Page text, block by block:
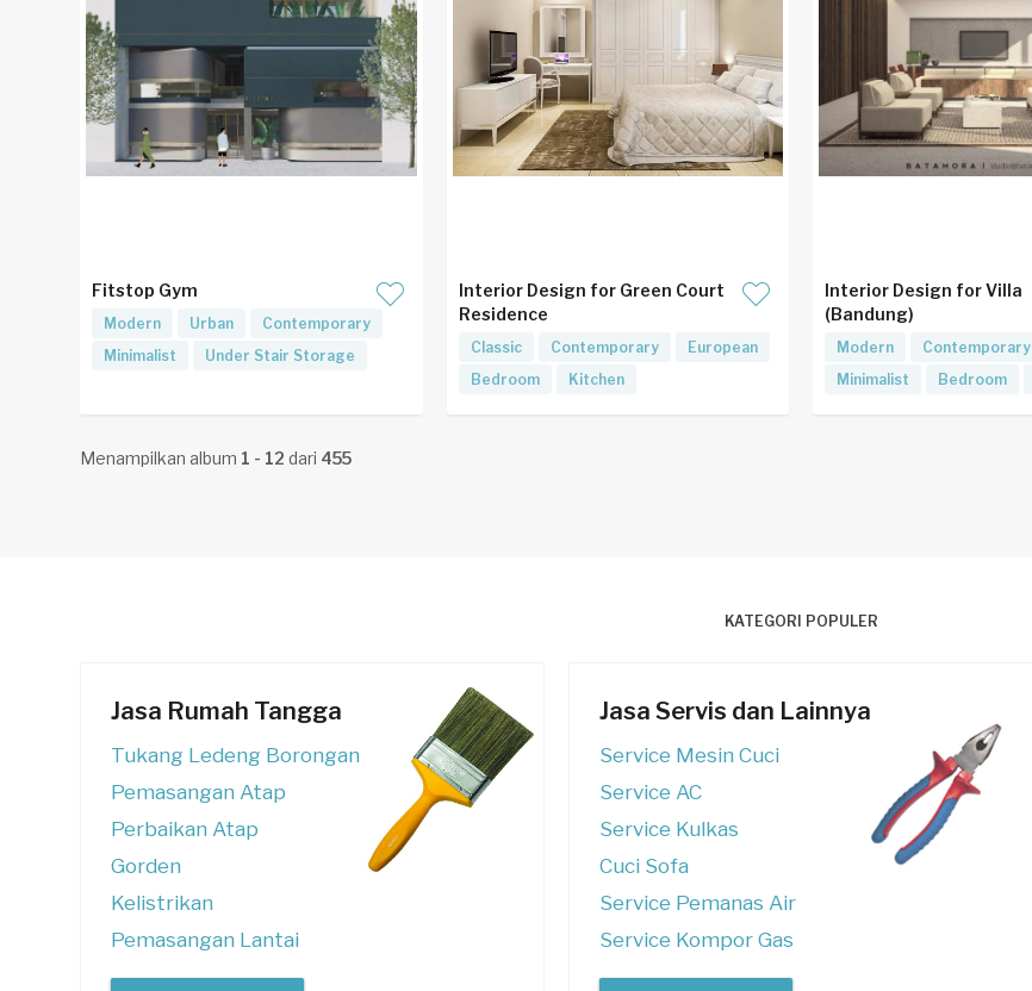
Fitstop Gym
Modern Urban
Contemporary
Minimalist
Under Stair Storage
Interior Design for Green Court
Residence
Classic Contemporary
European
Bedroom
Kitchen
Interior Design for Villa
(Bandung)
Modern
Contemporary
Minimalist
Bedroom
Menampilkan album 1 - 12 dari 455
KATEGORI POPULER
Jasa Rumah Tangga
Tukang Ledeng Borongan
Pemasangan Atap
Perbaikan Atap
Gorden
Kelistrikan
Pemasangan Lantai
Jasa Servis dan Lainnya
Service Mesin Cuci
Service AC
Service Kulkas
Cuci Sofa
Service Pemanas Air
Service Kompor Gas